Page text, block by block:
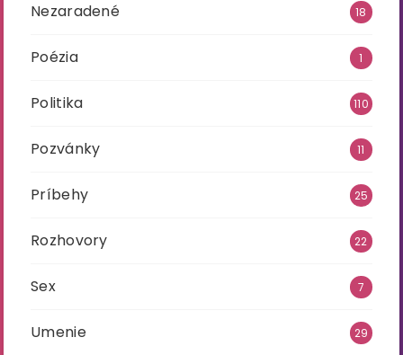
Nezaradené 18
Poézia 1
Politika 110
Pozvánky 11
Príbehy 25
Rozhovory 22
Sex 7
Umenie 29